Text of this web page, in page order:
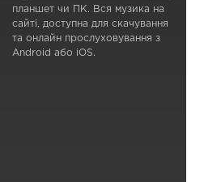
планшет чи ПК. Вся музика на
сайті, доступна для скачування
та онлайн прослуховування з
Android або iOS.